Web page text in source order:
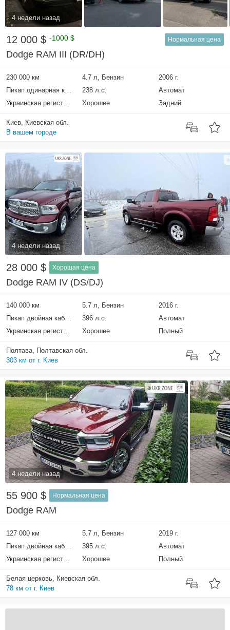
4 недели назад
12 000 $ -1000 $ Нормальная цена
Dodge RAM III (DR/DH)
230 000 км 4.7 л, Бензин
2006 г.
Пикап одинарная кабина
238 л.с.
Автомат
Украинская регистрация
Хорошее Задний
Киев, Киевская обл.
В вашем городе
4 недели назад
28 000 $ Хорошая цена
Dodge RAM IV (DS/DJ)
140 000 км 5.7 л, Бензин
2016 г.
Пикап двойная кабина
396 л.с.
Автомат
Украинская регистрация
Хорошее Полный
Полтава, Полтавская обл.
303 км от г. Киев
4 недели назад
55 900 $ Нормальная цена
Dodge RAM
127 000 км 5.7 л, Бензин
2019 г.
Пикап двойная кабина
395 л.с.
Автомат
Украинская регистрация
Хорошее Полный
Белая церковь, Киевская обл.
78 км от г. Киев